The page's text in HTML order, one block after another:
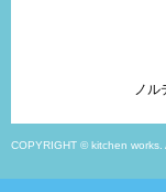
ノル
COPYRIGHT © kitchen